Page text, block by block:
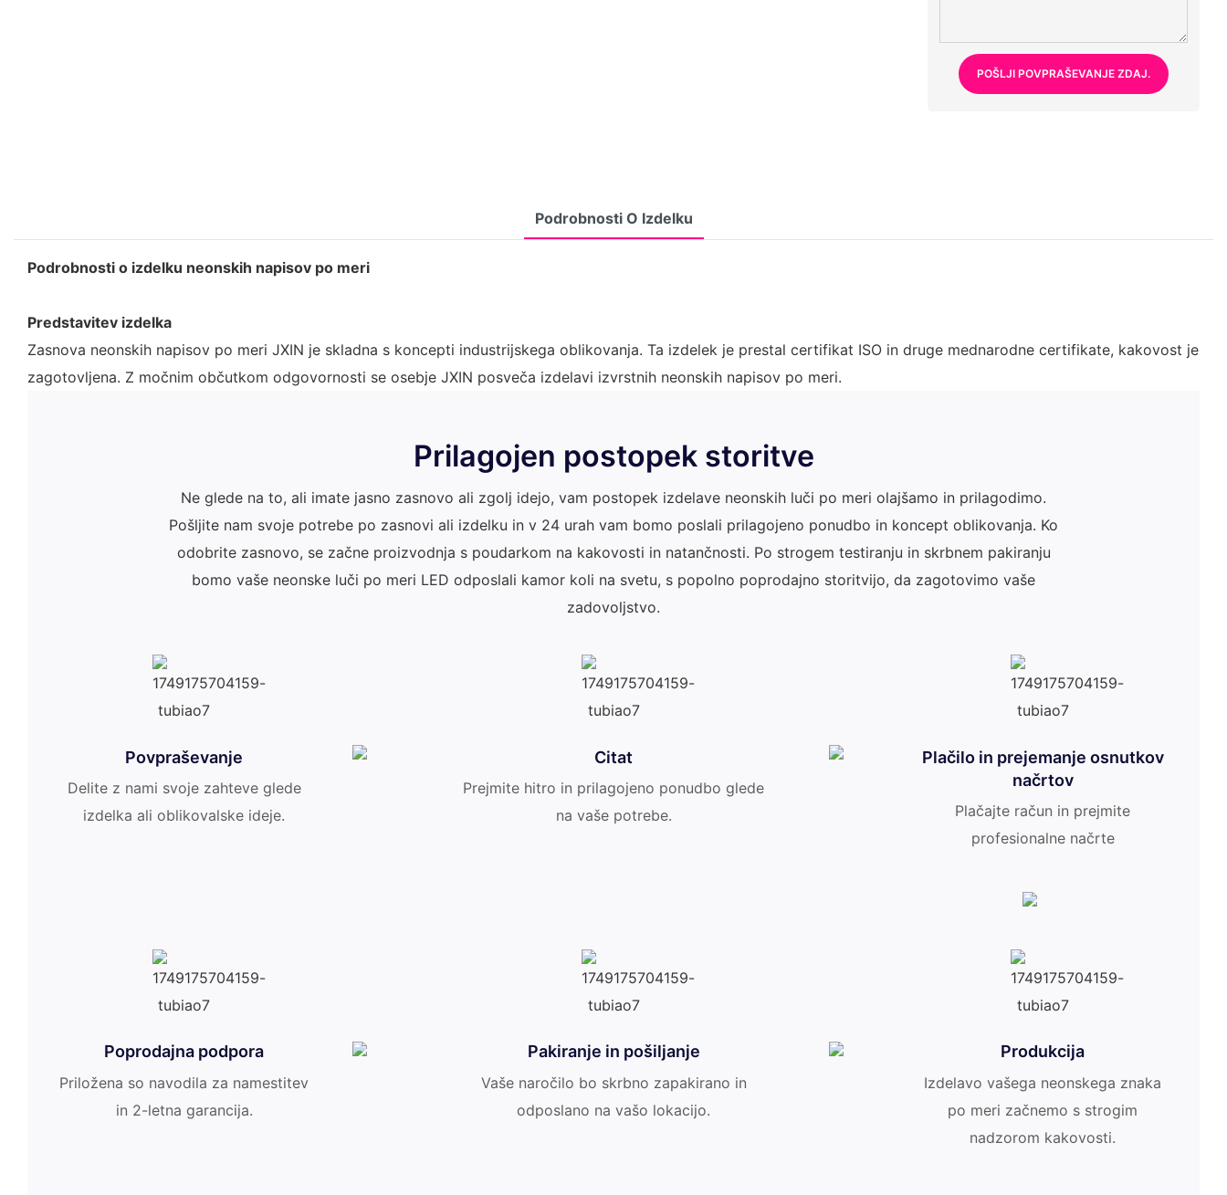
POŠLJI POVPRAŠEVANJE ZDAJ.
Podrobnosti O Izdelku
Podrobnosti o izdelku neonskih napisov po meri
Predstavitev izdelka
Zasnova neonskih napisov po meri JXIN je skladna s koncepti industrijskega oblikovanja. Ta izdelek je prestal certifikat ISO in druge mednarodne certifikate, kakovost je
zagotovljena. Z močnim občutkom odgovornosti se osebje JXIN posveča izdelavi izvrstnih neonskih napisov po meri.
Prilagojen postopek storitve
Ne glede na to, ali imate jasno zasnovo ali zgolj idejo, vam postopek izdelave neonskih luči po meri olajšamo in prilagodimo.
Pošljite nam svoje potrebe po zasnovi ali izdelku in v 24 urah vam bomo poslali prilagojeno ponudbo in koncept oblikovanja. Ko
odobrite zasnovo, se začne proizvodnja s poudarkom na kakovosti in natančnosti. Po strogem testiranju in skrbnem pakiranju
bomo vaše neonske luči po meri LED odposlali kamor koli na svetu, s popolno poprodajno storitvijo, da zagotovimo vaše
zadovoljstvo.
Povpraševanje
Delite z nami svoje zahteve glede
izdelka ali oblikovalske ideje.
Citat
Prejmite hitro in prilagojeno ponudbo glede
na vaše potrebe.
Plačilo in prejemanje osnutkov
načrtov
Plačajte račun in prejmite
profesionalne načrte
Poprodajna podpora
Priložena so navodila za namestitev
in 2-letna garancija.
Pakiranje in pošiljanje
Vaše naročilo bo skrbno zapakirano in
odposlano na vašo lokacijo.
Produkcija
Izdelavo vašega neonskega znaka
po meri začnemo s strogim
nadzorom kakovosti.